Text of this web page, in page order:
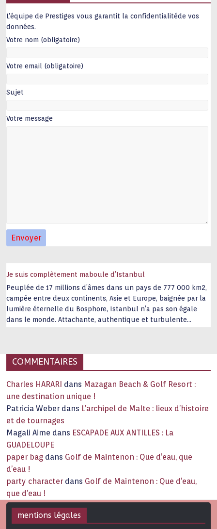
L'équipe de Prestiges vous garantit la confidentialitéde vos
données.
Votre nom (obligatoire)
Votre email (obligatoire)
Sujet
Votre message
Je suis complètement maboule d’Istanbul
Peuplée de 17 millions d’âmes dans un pays de 777 000 km2,
campée entre deux continents, Asie et Europe, baignée par la
lumière éternelle du Bosphore, Istanbul n’a pas son égale
dans le monde. Attachante, authentique et turbulente
COMMENTAIRES
Charles HARARI dans Mazagan Beach & Golf Resort :
une destination unique !
Patricia Weber dans L’archipel de Malte : lieux d’histoire
et de tournages
Magali Aime dans ESCAPADE AUX ANTILLES : La
GUADELOUPE
paper bag dans Golf de Maintenon : Que d’eau, que
d’eau !
party character dans Golf de Maintenon : Que d’eau,
que d’eau !
mentions légales